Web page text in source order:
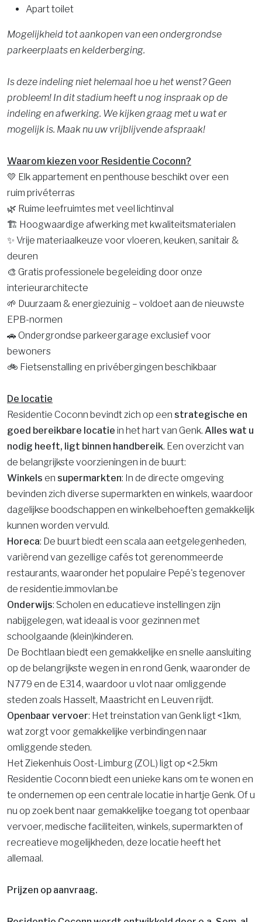
Apart toilet
Mogelijkheid tot aankopen van een ondergrondse
parkeerplaats en kelderberging.
Is deze indeling niet helemaal hoe u het wenst? Geen
probleem! In dit stadium heeft u nog inspraak op de
indeling en afwerking. We kijken graag met u wat er
mogelijk is. Maak nu uw vrijblijvende afspraak!
Waarom kiezen voor Residentie Coconn?
💛 Elk appartement en penthouse beschikt over een
ruim privéterras
🌿 Ruime leefruimtes met veel lichtinval
🏗️ Hoogwaardige afwerking met kwaliteitsmaterialen
✨ Vrije materiaalkeuze voor vloeren, keuken, sanitair &
deuren
🎨 Gratis professionele begeleiding door onze
interieurarchitecte
🌱 Duurzaam & energiezuinig – voldoet aan de nieuwste
EPB-normen
🚗 Ondergrondse parkeergarage exclusief voor
bewoners
🚲 Fietsenstalling en privébergingen beschikbaar
De locatie
Residentie Coconn bevindt zich op een strategische en
goed bereikbare locatie in het hart van Genk. Alles wat u
nodig heeft, ligt binnen handbereik. Een overzicht van
de belangrijkste voorzieningen in de buurt:
Winkels en supermarkten: In de directe omgeving
bevinden zich diverse supermarkten en winkels, waardoor
dagelijkse boodschappen en winkelbehoeften gemakkelijk
kunnen worden vervuld.​
Horeca: De buurt biedt een scala aan eetgelegenheden,
variërend van gezellige cafés tot gerenommeerde
restaurants, waaronder het populaire Pepé's tegenover
de residentie.​immovlan.be
Onderwijs: Scholen en educatieve instellingen zijn
nabijgelegen, wat ideaal is voor gezinnen met
schoolgaande (klein)kinderen.​
De Bochtlaan biedt een gemakkelijke en snelle aansluiting
op de belangrijkste wegen in en rond Genk, waaronder de
N779 en de E314, waardoor u vlot naar omliggende
steden zoals Hasselt, Maastricht en Leuven rijdt.
Openbaar vervoer: Het treinstation van Genk ligt <1km,
wat zorgt voor gemakkelijke verbindingen naar
omliggende steden.​
Het Ziekenhuis Oost-Limburg (ZOL) ligt op <2.5km
Residentie Coconn biedt een unieke kans om te wonen en
te ondernemen op een centrale locatie in hartje Genk. Of u
nu op zoek bent naar gemakkelijke toegang tot openbaar
vervoer, medische faciliteiten, winkels, supermarkten of
recreatieve mogelijkheden, deze locatie heeft het
allemaal.
Prijzen op aanvraag.